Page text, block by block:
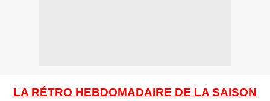
LA RÉTRO HEBDOMADAIRE DE LA SAISON